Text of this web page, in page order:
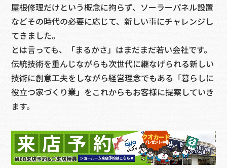
屋根修理だけという概念に拘らず、ソーラーパネル設置
などその時代の必要に応じて、新しい事にチャレンジし
てきました。
とは言っても、「まるかさ」はまだまだ若い会社です。
伝統技術を重んじながらも次世代に継なげられる新しい
技術に創意工夫をしながら経営理念でもある「暮らしに
役立つ家づくり業」をこれからもお客様に提案していき
ます。